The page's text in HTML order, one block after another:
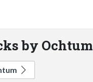
by Ochtum